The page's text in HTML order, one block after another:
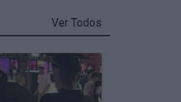
Ver Todos